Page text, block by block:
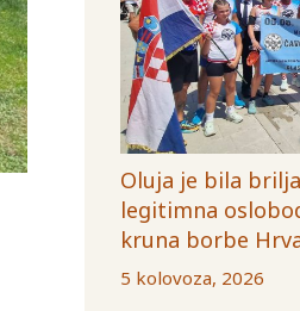
Oluja je bila
legitimna
kruna borbe
5 kolovoza, 2026